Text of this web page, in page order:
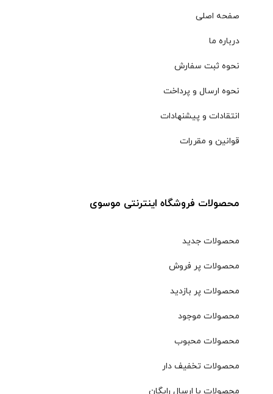
صفحه اصلی
درباره ما
نحوه ثبت سفارش
نحوه ارسال و پرداخت
انتقادات و پیشنهادات
قوانین و مقررات
محصولات فروشگاه اینترنتی موسوی
محصولات جدید
محصولات پر فروش
محصولات پر بازدید
محصولات موجود
محصولات محبوب
محصولات تخفیف دار
محصولات با ارسال رایگان